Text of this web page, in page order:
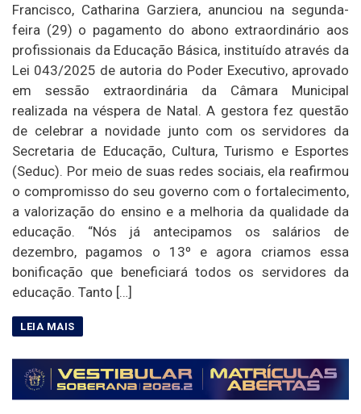
Francisco, Catharina Garziera, anunciou na segunda-
feira (29) o pagamento do abono extraordinário aos
profissionais da Educação Básica, instituído através da
Lei 043/2025 de autoria do Poder Executivo, aprovado
em sessão extraordinária da Câmara Municipal
realizada na véspera de Natal. A gestora fez questão
de celebrar a novidade junto com os servidores da
Secretaria de Educação, Cultura, Turismo e Esportes
(Seduc). Por meio de suas redes sociais, ela reafirmou
o compromisso do seu governo com o fortalecimento,
a valorização do ensino e a melhoria da qualidade da
educação. “Nós já antecipamos os salários de
dezembro, pagamos o 13º e agora criamos essa
bonificação que beneficiará todos os servidores da
educação. Tanto […]